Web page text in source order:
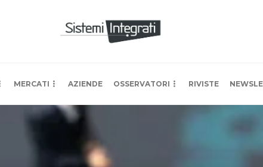
MERCATI AZIENDE OSSERVATORI RIVISTE